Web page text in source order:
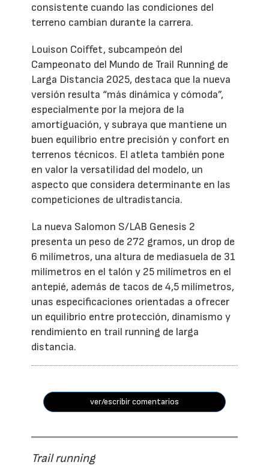
consistente cuando las condiciones del
terreno cambian durante la carrera.
Louison Coiffet, subcampeón del
Campeonato del Mundo de Trail Running de
Larga Distancia 2025, destaca que la nueva
versión resulta “más dinámica y cómoda”,
especialmente por la mejora de la
amortiguación, y subraya que mantiene un
buen equilibrio entre precisión y confort en
terrenos técnicos. El atleta también pone
en valor la versatilidad del modelo, un
aspecto que considera determinante en las
competiciones de ultradistancia.
La nueva Salomon S/LAB Genesis 2
presenta un peso de 272 gramos, un drop de
6 milímetros, una altura de mediasuela de 31
milímetros en el talón y 25 milímetros en el
antepié, además de tacos de 4,5 milímetros,
unas especificaciones orientadas a ofrecer
un equilibrio entre protección, dinamismo y
rendimiento en trail running de larga
distancia.
ver/escribir comentarios
Trail running